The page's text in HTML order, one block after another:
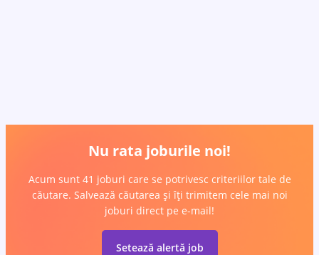
Nu rata joburile noi!
Acum sunt 41 joburi care se potrivesc criteriilor tale de
căutare. Salvează căutarea și îți trimitem cele mai noi
joburi direct pe e-mail!
Setează alertă job